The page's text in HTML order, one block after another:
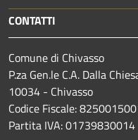
CONTATTI
Comune di Chivasso
P.za Gen.le C.A. Dalla
10034 - Chivasso
Codice Fiscale:
Partita IVA: 01739830014